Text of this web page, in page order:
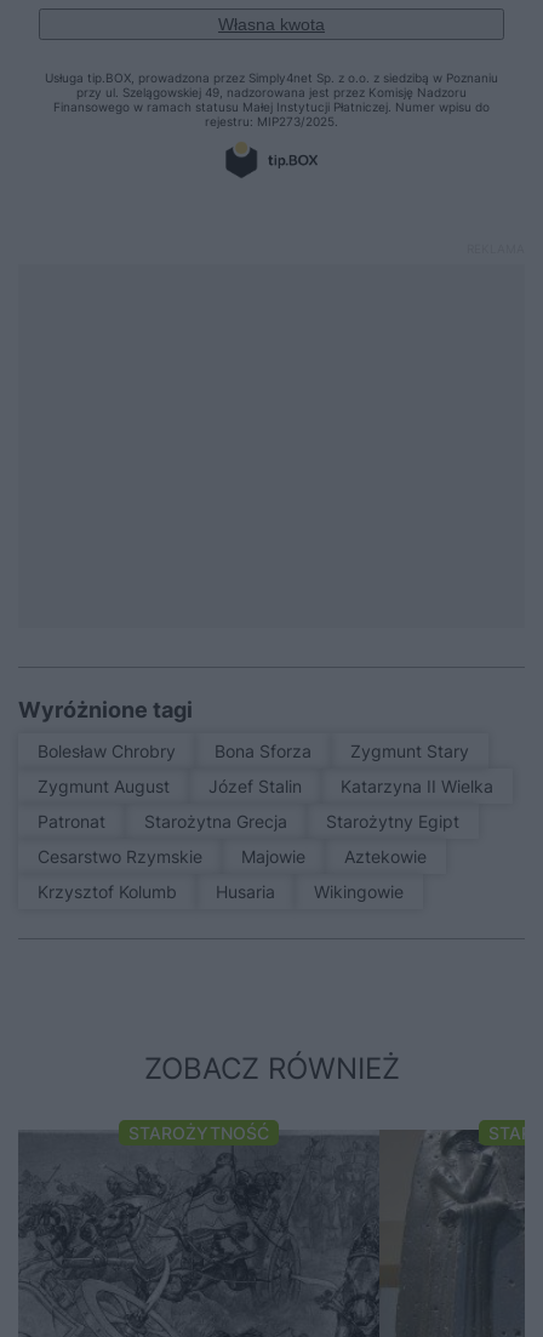
Wyróżnione tagi
Bolesław Chrobry Bona Sforza
Zygmunt Stary
Zygmunt August
Józef Stalin
Katarzyna II Wielka
patronat
Starożytna Grecja
Starożytny Egipt
Cesarstwo Rzymskie
Majowie
Aztekowie
Krzysztof Kolumb
Husaria Wikingowie
ZOBACZ RÓWNIEŻ
STAROŻYTNOŚĆ